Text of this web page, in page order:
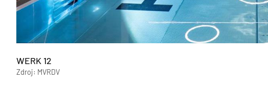
WERK 12
Zdroj: MVRDV